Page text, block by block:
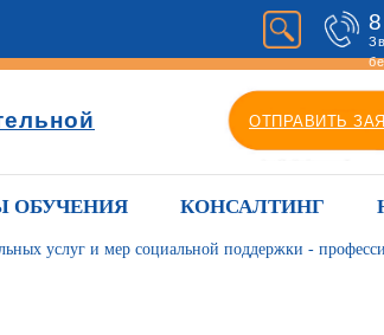
ОТПРАВИТЬ
ОБУЧЕНИЯ КОНСАЛТИНГ
услуг и мер социальной поддержки -